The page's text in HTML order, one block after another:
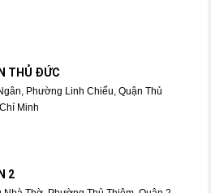
THỦ ĐỨC
Phường Linh Chiểu, Quận Thủ
Minh
2